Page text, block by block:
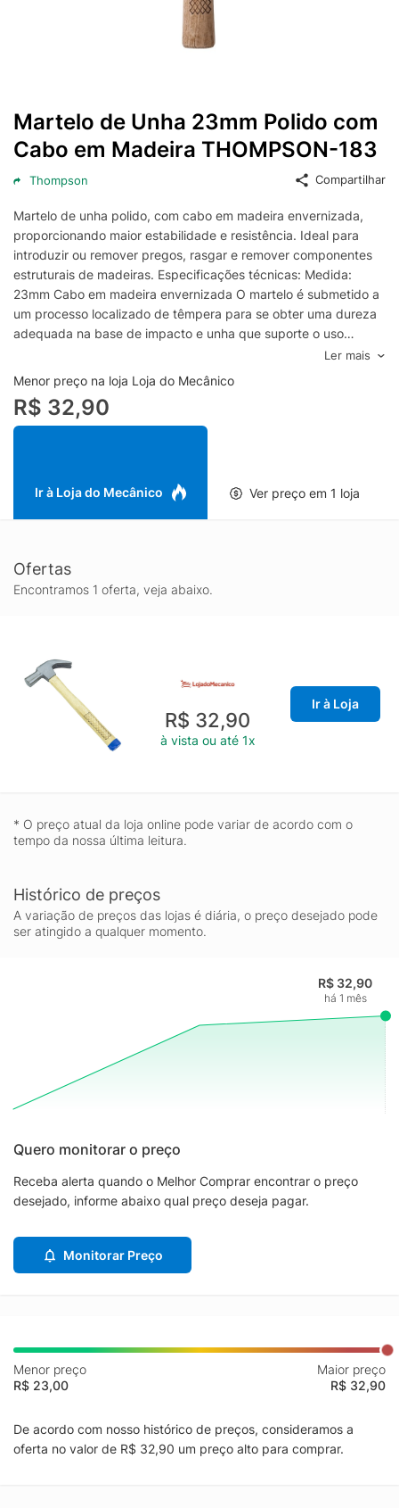
Martelo de Unha 23mm Polido com
Cabo em Madeira THOMPSON-183
Thompson Compartilhar
Martelo de unha polido, com cabo em madeira envernizada,
proporcionando maior estabilidade e resistência. Ideal para
introduzir ou remover pregos, rasgar e remover componentes
estruturais de madeiras. Especificações técnicas: Medida:
23mm Cabo em madeira envernizada O martelo é submetido a
um processo localizado de têmpera para se obter uma dureza
adequada na base de impacto e unha que suporte o uso
THOMPSON
Ler mais
Menor preço na loja Loja do Mecânico
R$ 32,90
Ir à Loja do Mecânico Ver preço em 1 loja
Ofertas
Encontramos 1 oferta, veja abaixo.
R$ 32,90
à vista ou até 1x
Ir à Loja
* O preço atual da loja online pode variar de acordo com o
tempo da nossa última leitura.
Histórico de preços
A variação de preços das lojas é diária, o preço desejado pode
ser atingido a qualquer momento.
R$ 32,90
há 1 mês
Quero monitorar o preço
Receba alerta quando o Melhor Comprar encontrar o preço
desejado, informe abaixo qual preço deseja pagar.
Monitorar Preço
Menor preço
R$ 23,00
Maior preço
R$ 32,90
De acordo com nosso histórico de preços, consideramos a
oferta no valor de R$ 32,90 um preço alto para comprar.